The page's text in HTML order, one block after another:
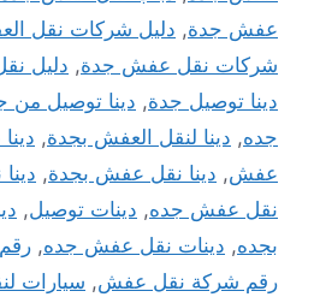
عفش جدة, دليل شركات نقل
شركات نقل عفش جدة, دليل
دينا توصيل جدة, دينا توصيل من
جده, دينا لنقل العفش بجدة,
عفش, دينا نقل عفش بجدة,
نقل عفش جده, دينات توصيل,
بجده, دينات نقل عفش جده,
رقم شركة نقل عفش, سيارات